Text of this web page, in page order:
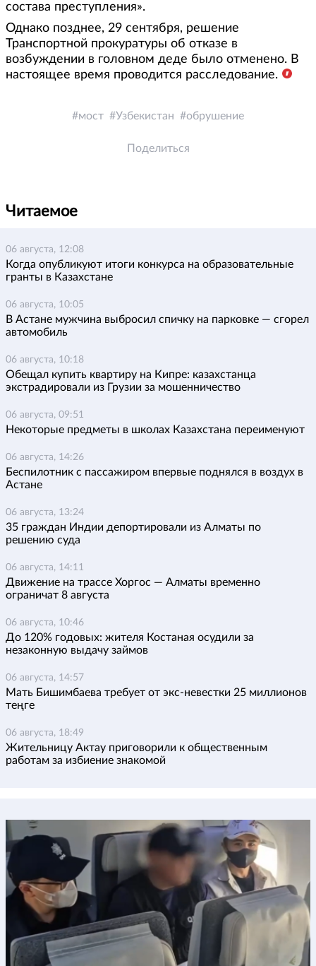
состава преступления».
Однако позднее, 29 сентября, решение
Транспортной прокуратуры об отказе в
возбуждении в головном деде было отменено. В
настоящее время проводится расследование.
мост Узбекистан обрушение
Поделиться
Читаемое
06 августа, 12:08
Когда опубликуют итоги конкурса на образовательные
гранты в Казахстане
06 августа, 10:05
В Астане мужчина выбросил спичку на парковке — сгорел
автомобиль
06 августа, 10:18
Обещал купить квартиру на Кипре: казахстанца
экстрадировали из Грузии за мошенничество
06 августа, 09:51
Некоторые предметы в школах Казахстана переименуют
06 августа, 14:26
Беспилотник с пассажиром впервые поднялся в воздух в
Астане
06 августа, 13:24
35 граждан Индии депортировали из Алматы по
решению суда
06 августа, 14:11
Движение на трассе Хоргос — Алматы временно
ограничат 8 августа
06 августа, 10:46
До 120% годовых: жителя Костаная осудили за
незаконную выдачу займов
06 августа, 14:57
Мать Бишимбаева требует от экс-невестки 25 миллионов
теңге
06 августа, 18:49
Жительницу Актау приговорили к общественным
работам за избиение знакомой